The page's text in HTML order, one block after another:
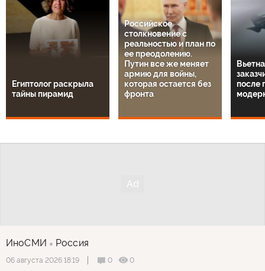
Египтолог раскрыла
тайны пирамид
Российское
столкновение с
реальностью и план по
ее преодолению.
Путин все же меняет
армию для войны,
которая остается без
фронта
после
ИноСМИ Россия
06 августа 2026 18:19 0 0